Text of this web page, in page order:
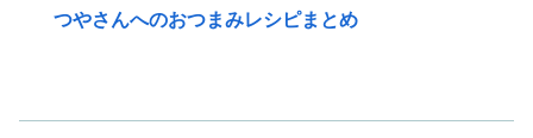
つやさんへのおつまみレシピまとめ